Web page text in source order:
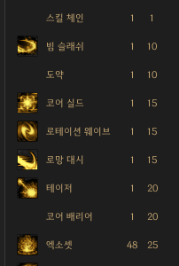
스킬 체인 1 1
빔 슬래쉬 1 10
도약 1 10
코어 실드 1 15
로테이션 웨이브 1 15
로망 대시 1 15
테이저 1 20
코어 배리어 1 20
엑소셋 48 25